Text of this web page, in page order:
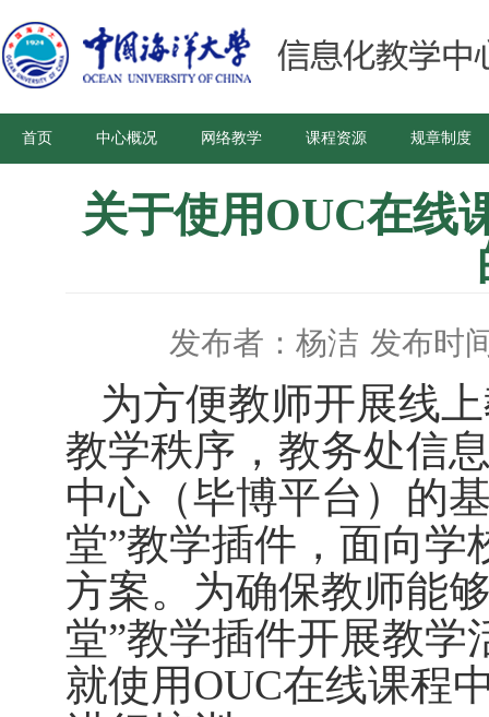
首页 中心概况 网络教学 课程资源 规章制度
关于使用OUC在线
发布者：杨洁 发布时
为方便教师开展线
教学秩序，教务处信
中心（毕博平台）的
堂”教学插件，面向
方案。为确保教师能
堂”教学插件开展教
就使用OUC在线课程